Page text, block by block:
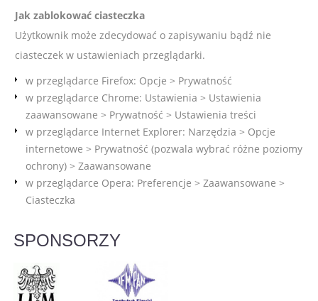
Jak zablokować ciasteczka
Użytkownik może zdecydować o zapisywaniu bądź nie
ciasteczek w ustawieniach przeglądarki.
w przeglądarce Firefox: Opcje > Prywatność
w przeglądarce Chrome: Ustawienia > Ustawienia
zaawansowane > Prywatność > Ustawienia treści
w przeglądarce Internet Explorer: Narzędzia > Opcje
internetowe > Prywatność (pozwala wybrać różne poziomy
ochrony) > Zaawansowane
w przeglądarce Opera: Preferencje > Zaawansowane >
Ciasteczka
SPONSORZY